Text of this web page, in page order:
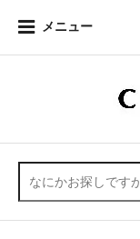
メニュー